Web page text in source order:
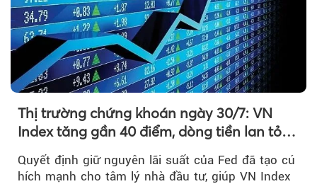
Thị trường chứng khoán ngày 30/7: VN
Index tăng gần 40 điểm, dòng tiền lan tỏa
Quyết định giữ nguyên lãi suất của Fed đã tạo cú
hích mạnh cho tâm lý nhà đầu tư, giúp VN Index